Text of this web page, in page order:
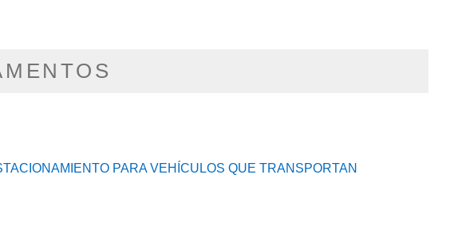
PARA VEHÍCULOS QUE TRANSPORTAN